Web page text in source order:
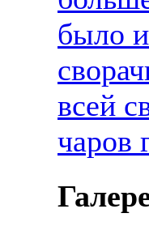
было
всей
чаров